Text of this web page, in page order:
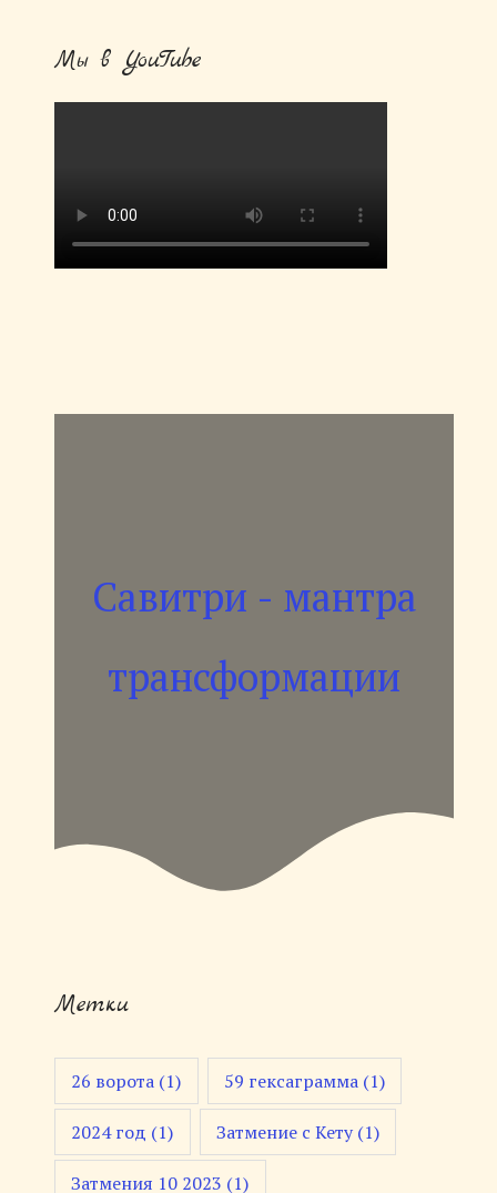
Мы в YouTube
Савитри - мантра
трансформации
Метки
26 ворота (1) 59 гексаграмма (1)
2024 год (1) Затмение с Кету(1)
Затмения 10 2023 (1)